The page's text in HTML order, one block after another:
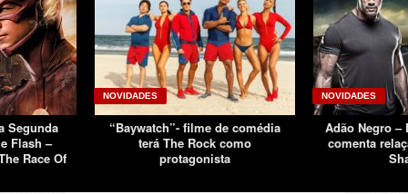
Segunda
Flash –
Race Of
NOVIDADES
“Baywatch”- filme de comédia
terá The Rock como
protagonista
NOVIDADES
Adão Negro –
comenta